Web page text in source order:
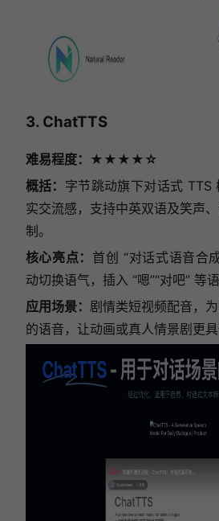
3. ChatTTS
难易程度：★★★★☆
概括： 字节跳动旗下对话式 TTS
实交流感，支持中英双语及笑声
制。
核心亮点： 首创 “对话式语音合
动切换语气，插入 “嗯”“对吧” 等
应用场景： 剧情类短视频配音，
的语音，让动画或真人情景剧更具